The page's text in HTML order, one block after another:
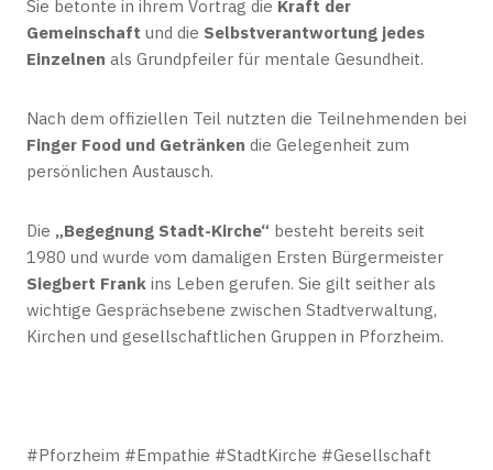
Sie betonte in ihrem Vortrag die Kraft der
Gemeinschaft und die Selbstverantwortung jedes
Einzelnen als Grundpfeiler für mentale Gesundheit.
Nach dem offiziellen Teil nutzten die Teilnehmenden bei
Finger Food und Getränken die Gelegenheit zum
persönlichen Austausch.
Die „Begegnung Stadt-Kirche“ besteht bereits seit
1980 und wurde vom damaligen Ersten Bürgermeister
Siegbert Frank ins Leben gerufen. Sie gilt seither als
wichtige Gesprächsebene zwischen Stadtverwaltung,
Kirchen und gesellschaftlichen Gruppen in Pforzheim.
#Pforzheim #Empathie #StadtKirche #Gesellschaft